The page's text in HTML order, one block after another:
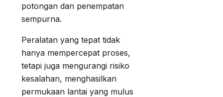
potongan dan penempatan
sempurna.
Peralatan yang tepat tidak
hanya mempercepat proses,
tetapi juga mengurangi risiko
kesalahan, menghasilkan
permukaan lantai yang mulus